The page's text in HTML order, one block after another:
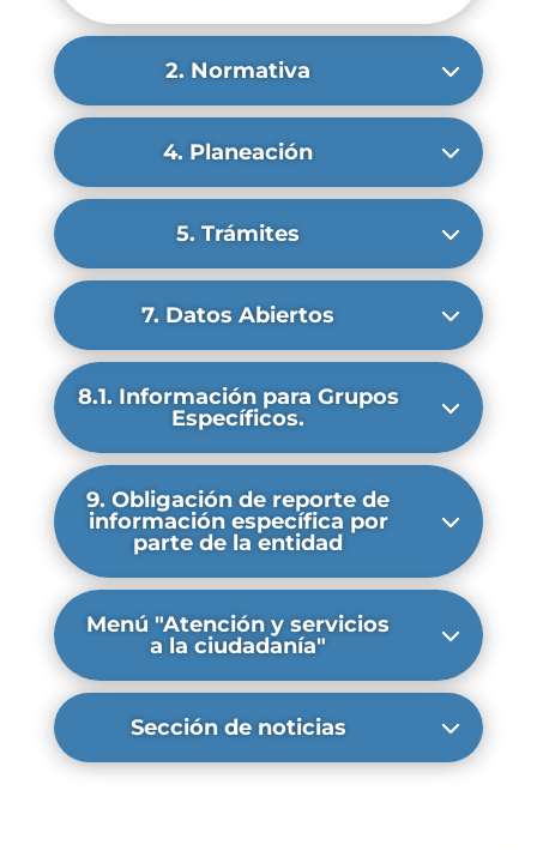
2. Normativa
4. Planeación
5. Trámites
7. Datos Abiertos
8.1. Información para Grupos
Específicos.
9. Obligación de reporte de
información específica por
parte de la entidad
Menú "Atención y servicios
a la ciudadanía"
Sección de noticias